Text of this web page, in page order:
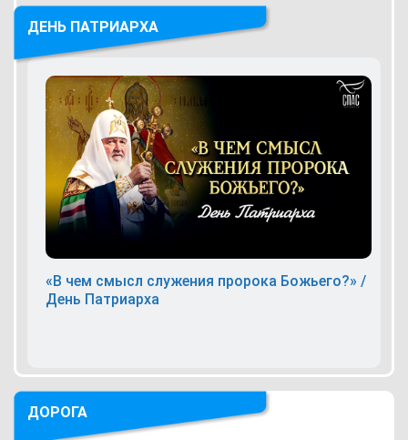
ДЕНЬ ПАТРИАРХА
«В чем смысл служения пророка Божьего?» /
День Патриарха
ДОРОГА